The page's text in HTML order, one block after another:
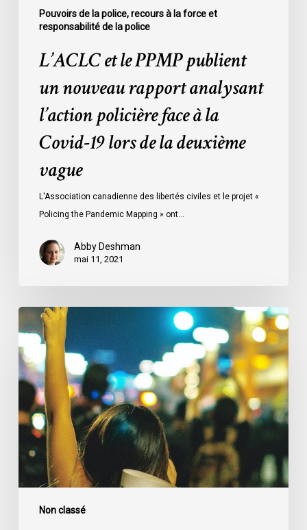
Pouvoirs de la police, recours à la force et
responsabilité de la police
Covid-
deuxième
L’ACLC et le PPMP publient
un nouveau rapport analysant
l’action policière face à la
Covid-19 lors de la deuxième
vague
L'Association canadienne des libertés civiles et le projet «
Policing the Pandemic Mapping » ont…
Abby Deshman
mai 11, 2021
Non classé
Podcast
«
Of
Counsel
»
Micheal
Bryant
sur
principe